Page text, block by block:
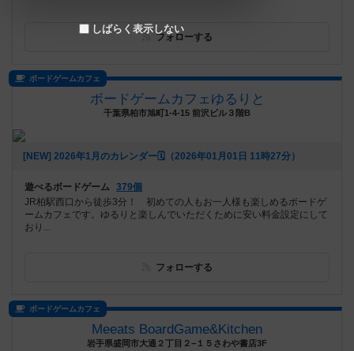
フォローする
ボードゲームカフェ
ボードゲームカフェゆるりと
千葉県柏市旭町1-4-15 前沢ビル３階B
[NEW] 2026年1月のカレンダー🗓️（2026年01月01日 11時27分）
遊べるボードゲーム 379個
JR柏駅西口から徒歩3分！ 初めての人もお一人様も楽しめるボードゲ
ームカフェです。ゆるりと楽しんでいただくために安い料金設定にして
おり...
フォローする
ボードゲームカフェ
Meeats BoardGame&Kitchen
岩手県盛岡市大通２丁目２−１５さわや書店3F
しばらく表示しない